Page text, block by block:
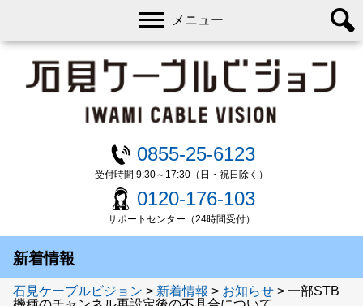
0855-25-6123
受付時間 9:30～17:30（日・祝日除く）
0120-176-103
サポートセンター（24時間受付）
メニュー
新着情報
石見ケーブルビジョン > 新着情報 > お知らせ > 一部STB